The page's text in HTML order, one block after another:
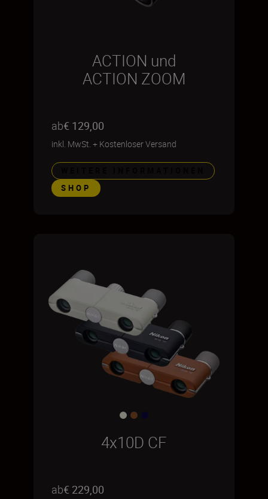
ACTION und
ACTION ZOOM
ab€ 129,00
inkl. MwSt. + Kostenloser Versand
SHOP
4x10D CF
ab€ 229,00